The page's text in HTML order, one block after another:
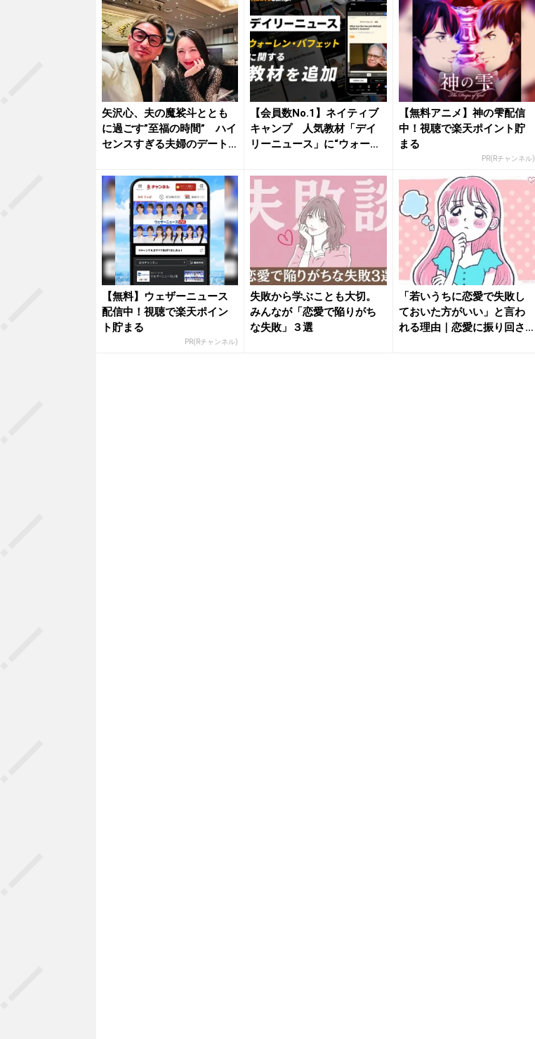
矢沢心、夫の魔裟斗ととも
に過ごす”至福の時間” ハイ
センスすぎる夫婦のデート
【会員数No.1】ネイティブ
キャンプ 人気教材「デイ
リーニュース」に“ウォーレ
【無料アニメ】神の雫配信
中！視聴で楽天ポイント貯
まる
PR(Rチャンネル)
【無料】ウェザーニュース
配信中！視聴で楽天ポイン
ト貯まる
PR(Rチャンネル)
失敗から学ぶことも大切。
みんなが「恋愛で陥りがち
な失敗」３選
「若いうちに恋愛で失敗し
ておいた方がいい」と言わ
れる理由｜恋愛に振り回さ